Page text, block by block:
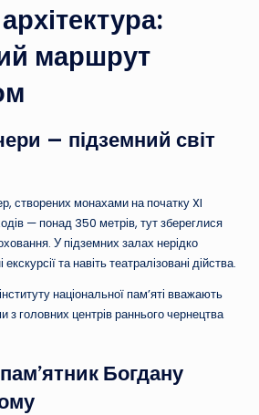
маршрут
— підземний світ
створених монахами на початку XI
— понад 350 метрів, тут збереглися
У підземних залах нерідко
та навіть театралізовані дійства.
національної пам’яті вважають
з головних центрів раннього чернецтва
Богдану